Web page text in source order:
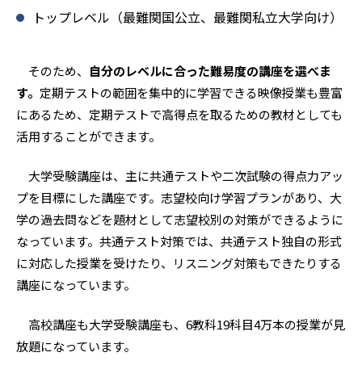
トップレベル（最難関国公立、最難関私立大学向け）
そのため、 自分のレベルに合った難易度の講座を選べま
す。 定期テストの範囲を集中的に学習できる映像授業も豊富
にあるため、定期テストで高得点を取るための教材としても
活用することができます。
大学受験講座は、主に共通テストや二次試験の得点力アッ
プを目標にした講座です。志望校向け学習プランがあり、大
学の過去問などを題材として志望校別の対策ができるように
なっています。共通テスト対策では、共通テスト独自の形式
に対応した授業を受けたり、リスニング対策もできたりする
講座になっています。
高校講座も大学受験講座も、6教科19科目4万本の授業が見
放題になっています。